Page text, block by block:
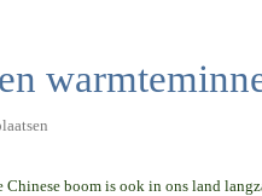
boom is ook in ons land